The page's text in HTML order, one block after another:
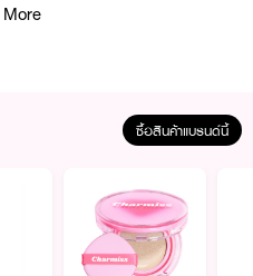
ซื้อสินค้าแบรนด์นี้